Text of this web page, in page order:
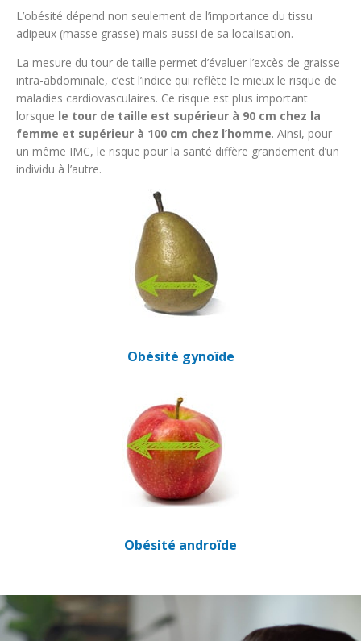
L’obésité dépend non seulement de l’importance du tissu
adipeux (masse grasse) mais aussi de sa localisation.
La mesure du tour de taille permet d’évaluer l’excès de graisse
intra-abdominale, c’est l’indice qui reflète le mieux le risque de
maladies cardiovasculaires. Ce risque est plus important
lorsque le tour de taille est supérieur à 90 cm chez la
femme et supérieur à 100 cm chez l’homme. Ainsi, pour
un même IMC, le risque pour la santé diffère grandement d’un
individu à l’autre.
Obésité gynoïde
Obésité androïde